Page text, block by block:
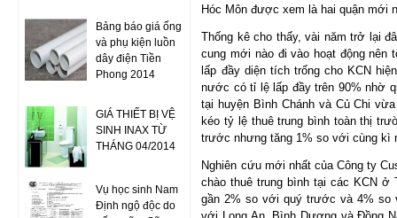
Bảng báo giá ống
và phụ kiện luồn
dây điện Tiền
Phong 2014
GIÁ THIẾT BỊ VỆ
SINH INAX TỪ
THÁNG 04/2014
Vụ học sinh Nam
Định ngộ độc do
Hóc Môn được xem là hai quận mới
Thống kê cho thấy, vài năm trở lại
cung mới nào đi vào hoạt động nên
lấp đầy diện tích trống cho KCN
nước có tỉ lệ lấp đầy trên 90% nhờ
tại huyện Bình Chánh và Củ Chi
kéo tỷ lệ thuê trung bình toàn thị
trước nhưng tăng 1% so với cùng kì
Nghiên cứu mới nhất của Công ty
chào thuê trung bình tại các KCN ở
gần 2% so với quý trước và 4% so